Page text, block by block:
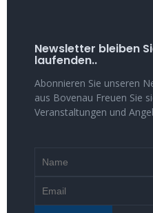
Newsletter bleiben
laufenden..
Abonnieren Sie unseren
aus Bovenau Freuen Sie
Veranstaltungen und